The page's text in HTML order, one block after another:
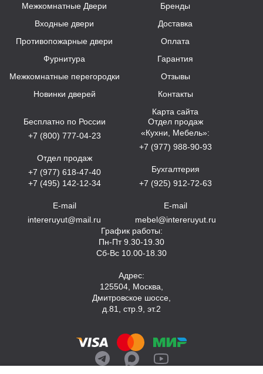
Межкомнатные Двери
Входные двери
Противопожарные двери
Фурнитура
Межкомнатные перегородки
Новинки дверей
Бренды
Доставка
Оплата
Гарантия
Отзывы
Контакты
Карта сайта
Бесплатно по России
+7 (800) 777-04-23
Отдел продаж
+7 (977) 618-47-40
+7 (495) 142-12-34
E-mail
intereruyut@mail.ru
Отдел продаж
«Кухни, Мебель»:
+7 (977) 988-90-93
Бухгалтерия
+7 (925) 912-72-63
E-mail
mebel@intereruyut.ru
График работы:
Пн-Пт 9.30-19.30
Сб-Вс 10.00-18.30
Адрес:
125504, Москва,
Дмитровское шоссе,
д.81, стр.9, эт.2